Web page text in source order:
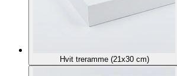
Hvit treramme (21x30 cm)